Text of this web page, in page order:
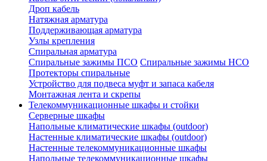
Дроп кабель
Натяжная арматура
Поддерживающая арматура
Узлы крепления
Спиральная арматура
Спиральные зажимы ПСО Спиральные зажимы НСО
Протекторы спиральные
Устройство для подвеса муфт и запаса кабеля
Монтажная лента и скрепы
Телекоммуникационные шкафы и стойки
Серверные шкафы
Напольные климатические шкафы (outdoor)
Настенные климатические шкафы (outdoor)
Настенные телекоммуникационные шкафы
Напольные телекоммуникационные шкафы